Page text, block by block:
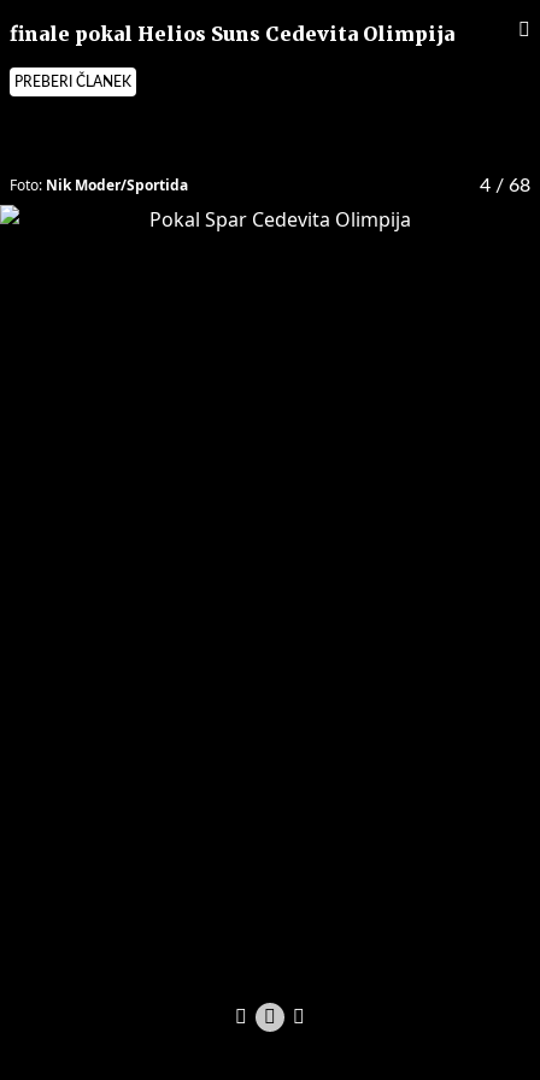
finale pokal Helios Suns Cedevita Olimpija
PREBERI ČLANEK
4 / 68
Foto: Nik Moder/Sportida